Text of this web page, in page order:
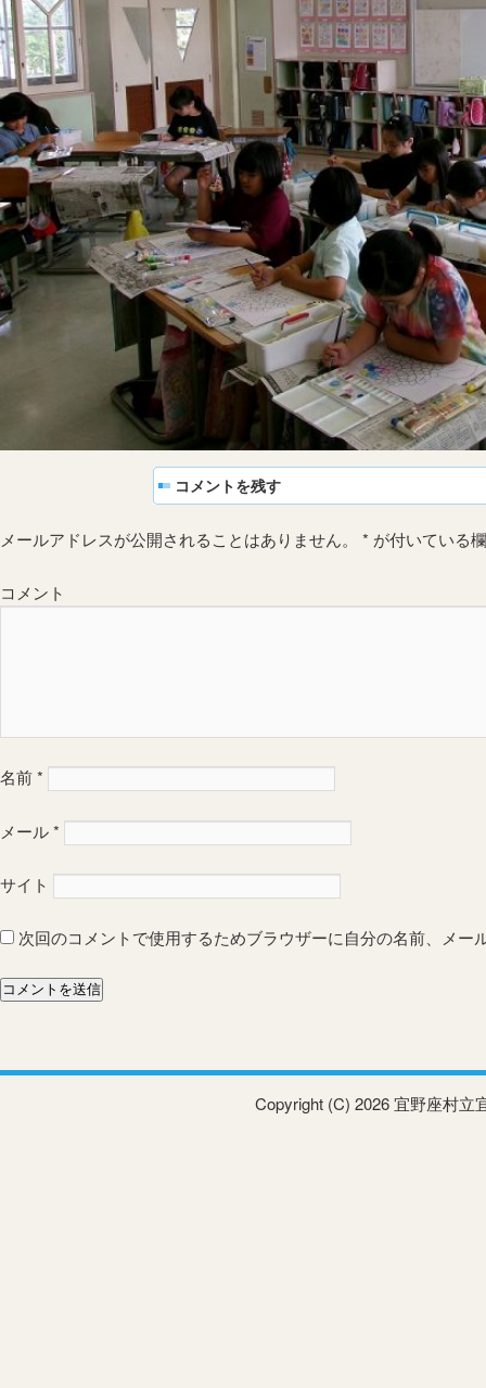
コメントを残す
メールアドレスが公開されることはありません。 * が付いている
コメント
名前*
メール*
サイト
次回のコメントで使用するためブラウザーに自分の名前、メー
Copyright (C) 2026 宜野座村立